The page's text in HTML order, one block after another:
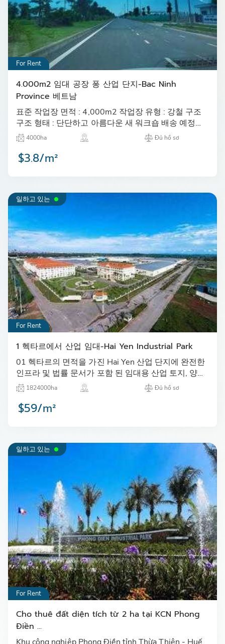
For Rent
4.000m2 임대 공장 퐁 산업 단지-Bac Ninh
Province 베트남
표준 작업장 면적 : 4,000m2 작업장 유형 : 강철 구조
구조 형태 : 단단하고 아름다운 새 워크숍 배송 예정일
: 2019 년 12 월…
4000ha Đủ hồ sơ
$3.8/m²
일하고 있는
For Rent
1 헥타르에서 산업 임대-Hai Yen Industrial Park
01 헥타르의 면적을 가진 Hai Yen 산업 단지에 완전한
인프라 및 법률 문서가 포함 된 임대용 산업 토지, 양도
준비 토지…
1824000ha Đủ hồ sơ
$59/m²
일하고 있는
For Rent
Cho thuê đất diện tích từ 2 ha tại KCN Phong
Điền ...